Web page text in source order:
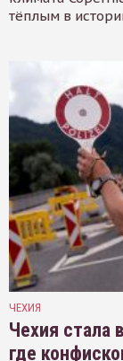
тёплым в
ЧЕХИЯ
Чехия стала
где